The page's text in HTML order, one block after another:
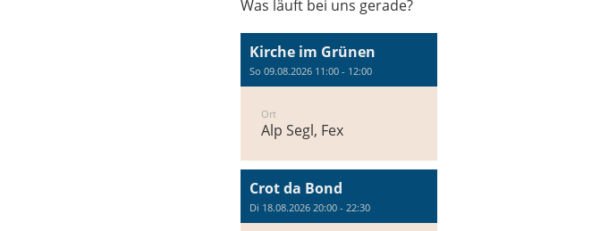
Was läuft bei uns gerade?
Kirche im Grünen
So 09.08.2026 11:00 - 12:00
Ort
Alp Segl, Fex
Crot da Bond
Di 18.08.2026 20:00 - 22:30